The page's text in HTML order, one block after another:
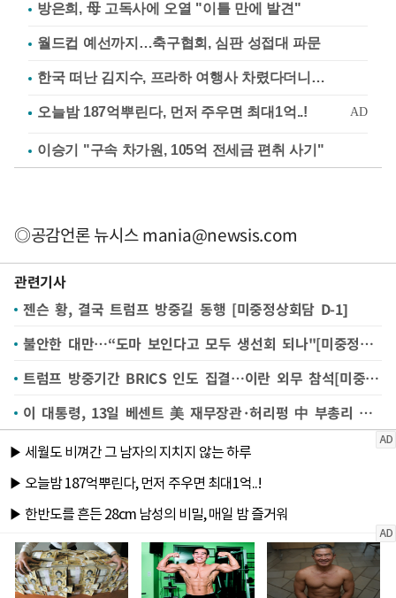
방은희, 母 고독사에 오열 "이틀 만에 발견"
월드컵 예선까지…축구협회, 심판 성접대 파문
한국 떠난 김지수, 프라하 여행사 차렸다더니…
이승기 "구속 차가원, 105억 전세금 편취 사기"
◎공감언론 뉴시스mania@newsis.com
관련기사
젠슨 황, 결국 트럼프 방중길 동행 [미중정상회담 D-1]
불안한 대만…“도마 보인다고 모두 생선회 되나"[미중정상회담 D-1]
트럼프 방중기간 BRICS 인도 집결…이란 외무 참석[미중정상회담 D-1]
이 대통령, 13일 베센트 美 재무장관·허리펑 中 부총리 각각 접견(종합)